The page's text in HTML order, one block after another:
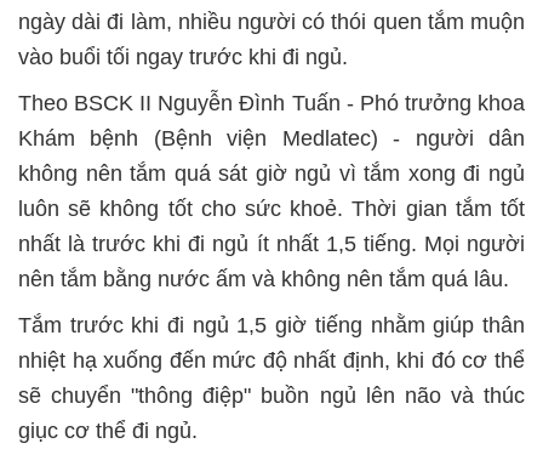
ngày dài đi làm, nhiều người có thói quen tắm muộn
vào buổi tối ngay trước khi đi ngủ.
Theo BSCK II Nguyễn Đình Tuấn - Phó trưởng khoa
Khám bệnh (Bệnh viện Medlatec) - người dân
không nên tắm quá sát giờ ngủ vì tắm xong đi ngủ
luôn sẽ không tốt cho sức khoẻ. Thời gian tắm tốt
nhất là trước khi đi ngủ ít nhất 1,5 tiếng. Mọi người
nên tắm bằng nước ấm và không nên tắm quá lâu.
Tắm trước khi đi ngủ 1,5 giờ tiếng nhằm giúp thân
nhiệt hạ xuống đến mức độ nhất định, khi đó cơ thể
sẽ chuyển "thông điệp" buồn ngủ lên não và thúc
giục cơ thể đi ngủ.